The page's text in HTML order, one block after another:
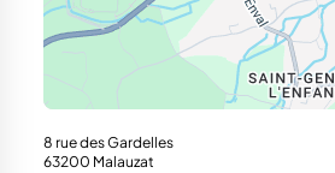
8 rue des Gardelles
63200 Malauzat